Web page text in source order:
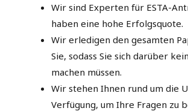
Wir sind Experten für ESTA-
haben eine hohe Erfolgsquote.
Wir erledigen den gesamten
Sie, sodass Sie sich darüber
machen müssen.
Wir stehen Ihnen rund um die
Verfügung, um Ihre Fragen zu